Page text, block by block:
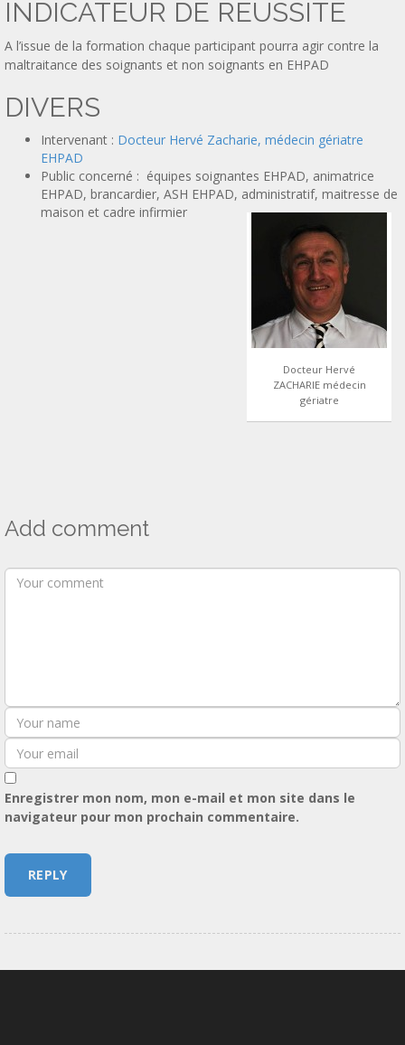
INDICATEUR DE REUSSITE
A l’issue de la formation chaque participant pourra agir contre la
maltraitance des soignants et non soignants en EHPAD
DIVERS
Intervenant : Docteur Hervé Zacharie, médecin gériatre
EHPAD
Public concerné : équipes soignantes EHPAD, animatrice
EHPAD, brancardier, ASH EHPAD, administratif, maitresse de
maison et cadre infirmier
Docteur Hervé
ZACHARIE médecin
gériatre
Add comment
Enregistrer mon nom, mon e-mail et mon site dans le
navigateur pour mon prochain commentaire.